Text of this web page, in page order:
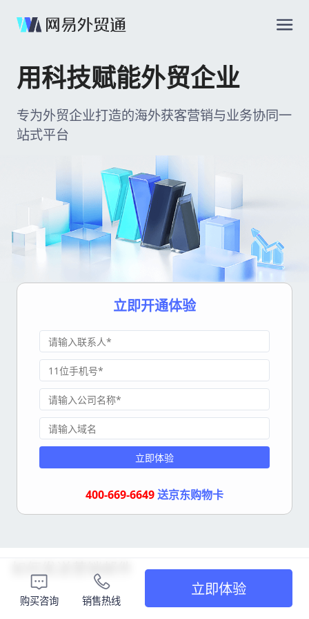
用科技赋能外贸企业
专为外贸企业打造的海外获客营销与业务协同一
站式平台
立即开通体验
立即体验
400-669-6649送京东购物卡
购买咨询 销售热线
立即体验